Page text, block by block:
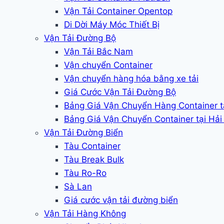
Vận Tải Container Opentop
Di Dời Máy Móc Thiết Bị
Vận Tải Đường Bộ
Vận Tải Bắc Nam
Vận chuyển Container
Vận chuyển hàng hóa bằng xe tải
Giá Cước Vận Tải Đường Bộ
Bảng Giá Vận Chuyển Hàng Container
Bảng Giá Vận Chuyển Container tại Hải
Vận Tải Đường Biển
Tàu Container
Tàu Break Bulk
Tàu Ro-Ro
Sà Lan
Giá cước vận tải đường biển
Vận Tải Hàng Không